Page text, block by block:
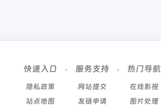
快速入口
隐私政策
站点地图
服务支持
网站提交
友链申请
热门导航
在线影视
图片处理